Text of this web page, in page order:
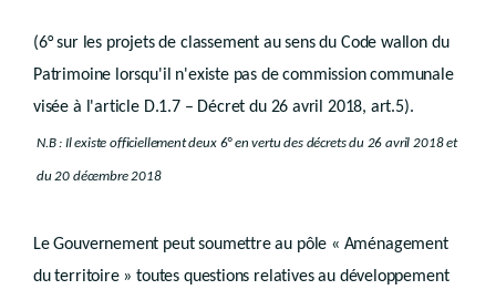
Art. D.II.62
Art. D.II.63
Art. D.II.64
Sous-section 2. - Procédure
Section 2. - Plan communal d’aménagement
Sous-section 1
Art. D.II.67
Chapitre IV Autres plans et schémas
Art. D.II.68
(6° sur les projets de classement au sens du Code wallon du
Patrimoine lorsqu'il n'existe pas de commission communale
visée à l'article D.1.7 – Décret du 26 avril 2018, art.5).
N.B : Il existe officiellement deux 6° en vertu des décrets du 26 avril 2018 et
du 20 décembre 2018
Le Gouvernement peut soumettre au pôle « Aménagement
du territoire » toutes questions relatives au développement